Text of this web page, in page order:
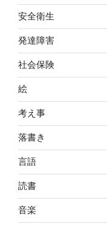
安全衛生
発達障害
社会保険
絵
考え事
落書き
言語
読書
音楽